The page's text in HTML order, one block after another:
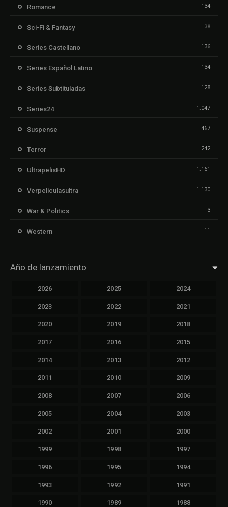
Romance 134
Sci-Fi & Fantasy 38
Series Castellano 136
Series Español Latino 134
Series Subtituladas 128
Series24 1.047
Suspense 467
Terror 242
UltrapelisHD 1.161
Verpeliculasultra 1.130
War & Politics 3
Western 11
Año de lanzamiento
2026 2025 2024
2023 2022 2021
2020 2019 2018
2017 2016 2015
2014 2013 2012
2011 2010 2009
2008 2007 2006
2005 2004 2003
2002 2001 2000
1999 1998 1997
1996 1995 1994
1993 1992 1991
1990 1989 1988